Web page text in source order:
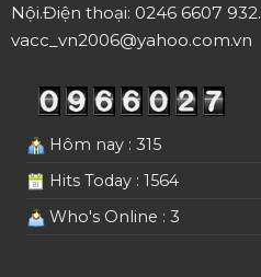
Nội.Điện thoại: 0246 6607 932.
vacc_vn2006@yahoo.com.vn
Hôm nay : 315
Hits Today : 1564
Who's Online : 3